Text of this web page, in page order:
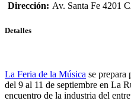
Dirección: Av. Santa Fe 4201
Detalles
La Feria de la Música se prepara
del 9 al 11 de septiembre en La
encuentro de la industria del